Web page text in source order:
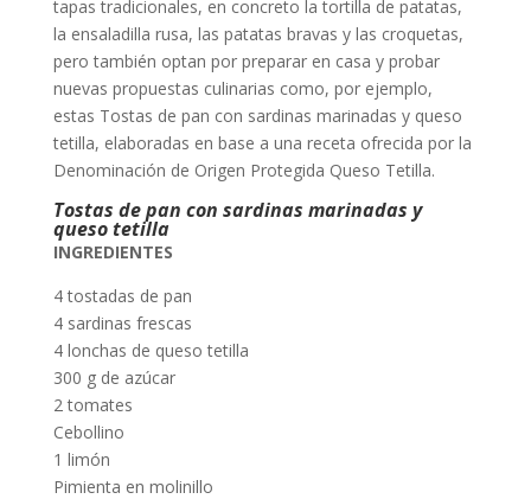
tapas tradicionales, en concreto la tortilla de patatas,
la ensaladilla rusa, las patatas bravas y las croquetas,
pero también optan por preparar en casa y probar
nuevas propuestas culinarias como, por ejemplo,
estas Tostas de pan con sardinas marinadas y queso
tetilla, elaboradas en base a una receta ofrecida por la
Denominación de Origen Protegida Queso Tetilla.
Tostas de pan con sardinas marinadas y
queso tetilla
INGREDIENTES
4 tostadas de pan
4 sardinas frescas
4 lonchas de queso tetilla
300 g de azúcar
2 tomates
Cebollino
1 limón
Pimienta en molinillo